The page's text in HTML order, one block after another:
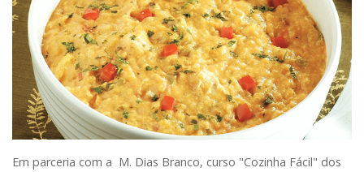
Em parceria com a M. Dias Branco, curso "Cozinha Fácil" dos